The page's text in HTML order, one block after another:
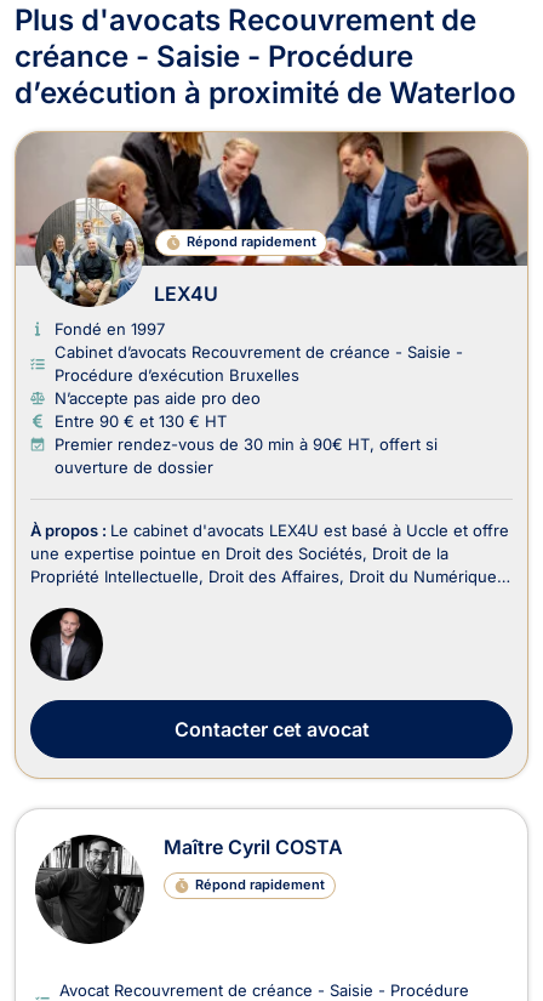
Plus d'avocats Recouvrement de
créance - Saisie - Procédure
d’exécution à proximité de Waterloo
Répond rapidement
LEX4U
Fondé en 1997
Cabinet d’avocats Recouvrement de créance - Saisie -
Procédure d’exécution Bruxelles
N’accepte pas aide pro deo
Entre 90 € et 130 € HT
Premier rendez-vous de 30 min à 90€ HT, offert si
ouverture de dossier
À propos : Le cabinet d'avocats LEX4U est basé à Uccle et offre
une expertise pointue en Droit des Sociétés, Droit de la
Propriété Intellectuelle, Droit des Affaires, Droit du Numérique
Recouvrement de créance. LEX4U s'engage à fournir des
conseils juridiques fiables et profes...
Contactercet avocat
Maître Cyril COSTA
Répond rapidement
Avocat Recouvrement de créance - Saisie - Procédure